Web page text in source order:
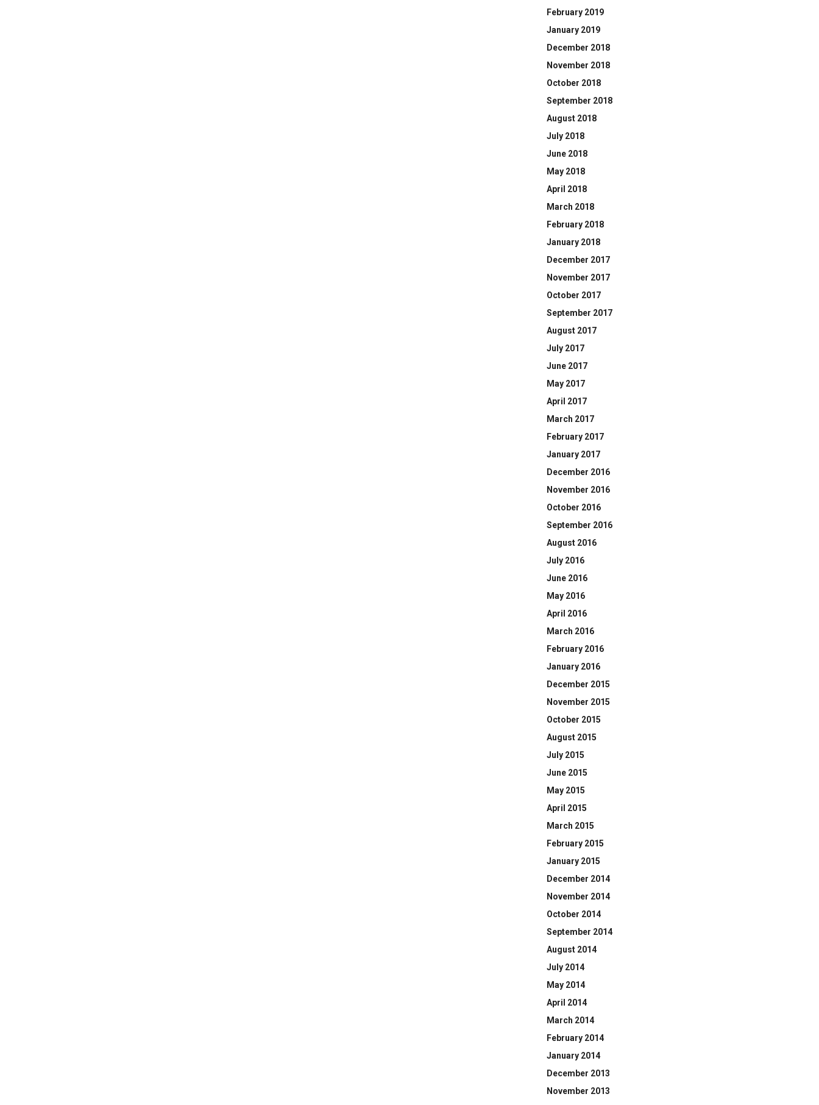
February 2019
January 2019
December 2018
November 2018
October 2018
September 2018
August 2018
July 2018
June 2018
May 2018
April 2018
March 2018
February 2018
January 2018
December 2017
November 2017
October 2017
September 2017
August 2017
July 2017
June 2017
May 2017
April 2017
March 2017
February 2017
January 2017
December 2016
November 2016
October 2016
September 2016
August 2016
July 2016
June 2016
May 2016
April 2016
March 2016
February 2016
January 2016
December 2015
November 2015
October 2015
August 2015
July 2015
June 2015
May 2015
April 2015
March 2015
February 2015
January 2015
December 2014
November 2014
October 2014
September 2014
August 2014
July 2014
May 2014
April 2014
March 2014
February 2014
January 2014
December 2013
November 2013